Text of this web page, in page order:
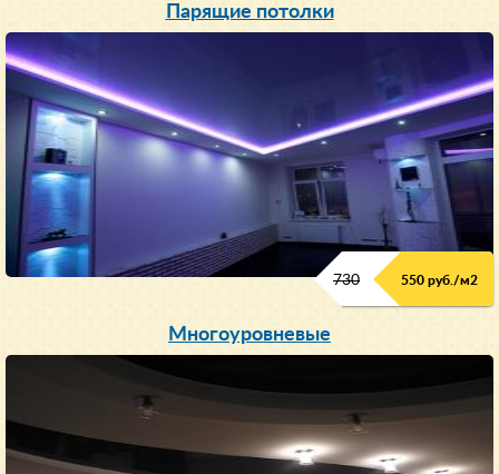
Парящие потолки
730 550 руб./м2
Многоуровневые